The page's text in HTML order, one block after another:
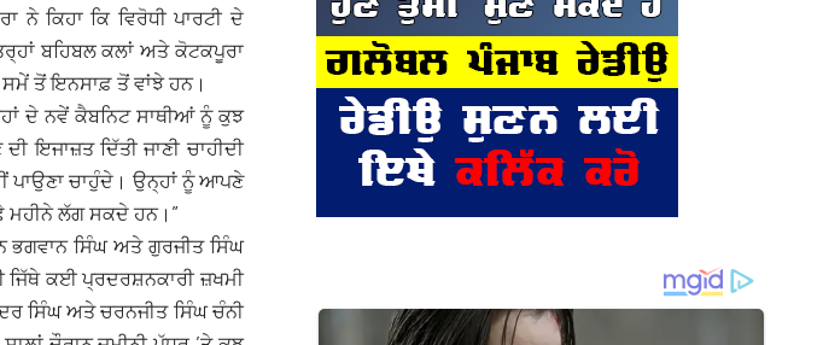
ਕਿਹਾ ਕਿ ਵਿਰੋਧੀ ਪਾਰਟੀ ਦੇ
ਬਹਿਬਲ ਕਲਾਂ ਅਤੇ ਕੋਟਕਪੂਰਾ
ਸਮੇਂ ਤੋਂ ਇਨਸਾਫ਼ ਤੋਂ ਵਾਂਝੇ ਹਨ।
ਦੇ ਨਵੇਂ ਕੈਬਨਿਟ ਸਾਥੀਆਂ ਨੂੰ ਕੁਝ
ਦਿੱਤੀ ਜਾਣੀ ਚਾਹੀਦੀ
ਪਾਉਣਾ ਚਾਹੁੰਦੇ। ਉਨ੍ਹਾਂ ਨੂੰ ਆਪਣੇ
ਮਹੀਨੇ ਲੱਗ ਸਕਦੇ ਹਨ।”
ਭਗਵਾਨ ਸਿੰਘ ਅਤੇ ਗੁਰਜੀਤ ਸਿੰਘ
ਜਿੱਥੇ ਕਈ ਪ੍ਰਦਰਸ਼ਨਕਾਰੀ ਜ਼ਖਮੀ
ਸਿੰਘ ਅਤੇ ਚਰਨਜੀਤ ਸਿੰਘ ਚੰਨੀ